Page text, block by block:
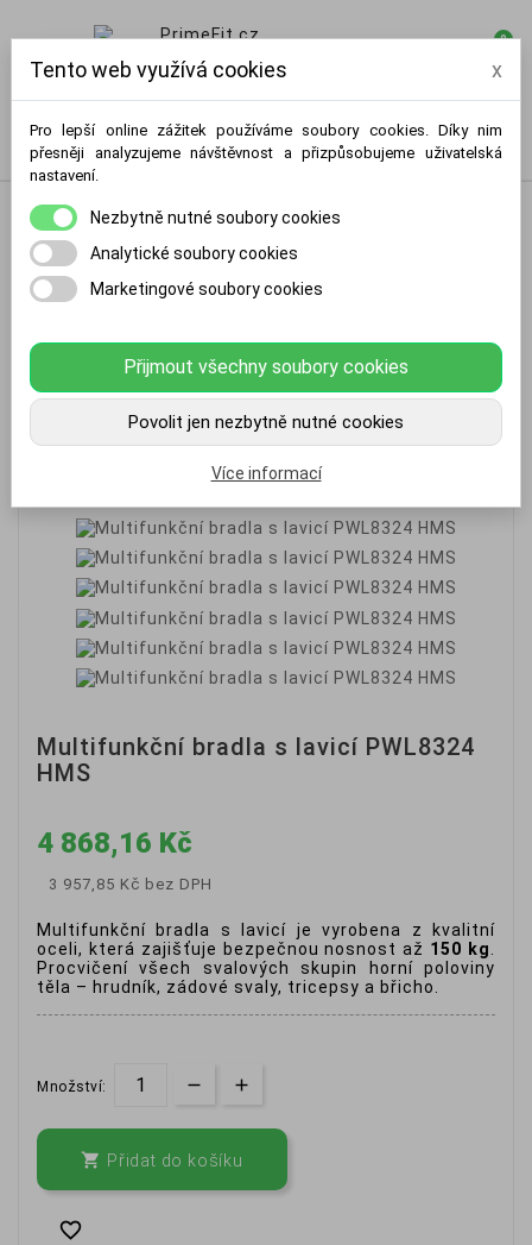
0
Multifunkční bradla s lavicí PWL8324
HMS
4 868,16 Kč
3 957,85 Kč bez DPH
Multifunkční bradla s lavicí je vyrobena z kvalitní
oceli, která zajišťuje bezpečnou nosnost až 150 kg
Procvičení všech svalových skupin horní poloviny
těla – hrudník, zádové svaly, tricepsy a břicho.
Množství:
 Přidat do košíku

Tento web využívá cookies x
Pro lepší online zážitek používáme soubory cookies. Díky nim
přesněji analyzujeme návštěvnost a přizpůsobujeme uživatelská
nastavení.
Nezbytně nutné soubory cookies
Analytické soubory cookies
Marketingové soubory cookies
Přijmout všechny soubory cookies
Povolit jen nezbytně nutné cookies
Více informací